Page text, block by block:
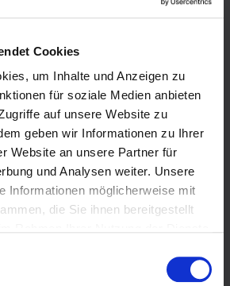
Cookies
um Inhalte und Anzeigen zu
für soziale Medien anbieten
auf unsere Website zu
geben wir Informationen zu Ihrer
Website an unsere Partner für
und Analysen weiter. Unsere
Informationen möglicherweise mit
die Sie ihnen bereitgestellt
und andere Technologien auf
in Flaschen - Der "Naturbursche"